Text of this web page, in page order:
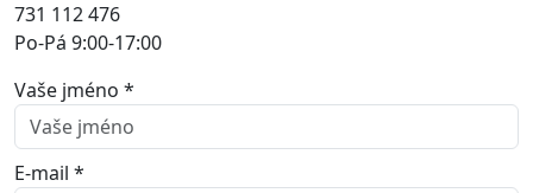
731 112 476
Po-Pá 9:00-17:00
Vaše jméno *
E-mail *